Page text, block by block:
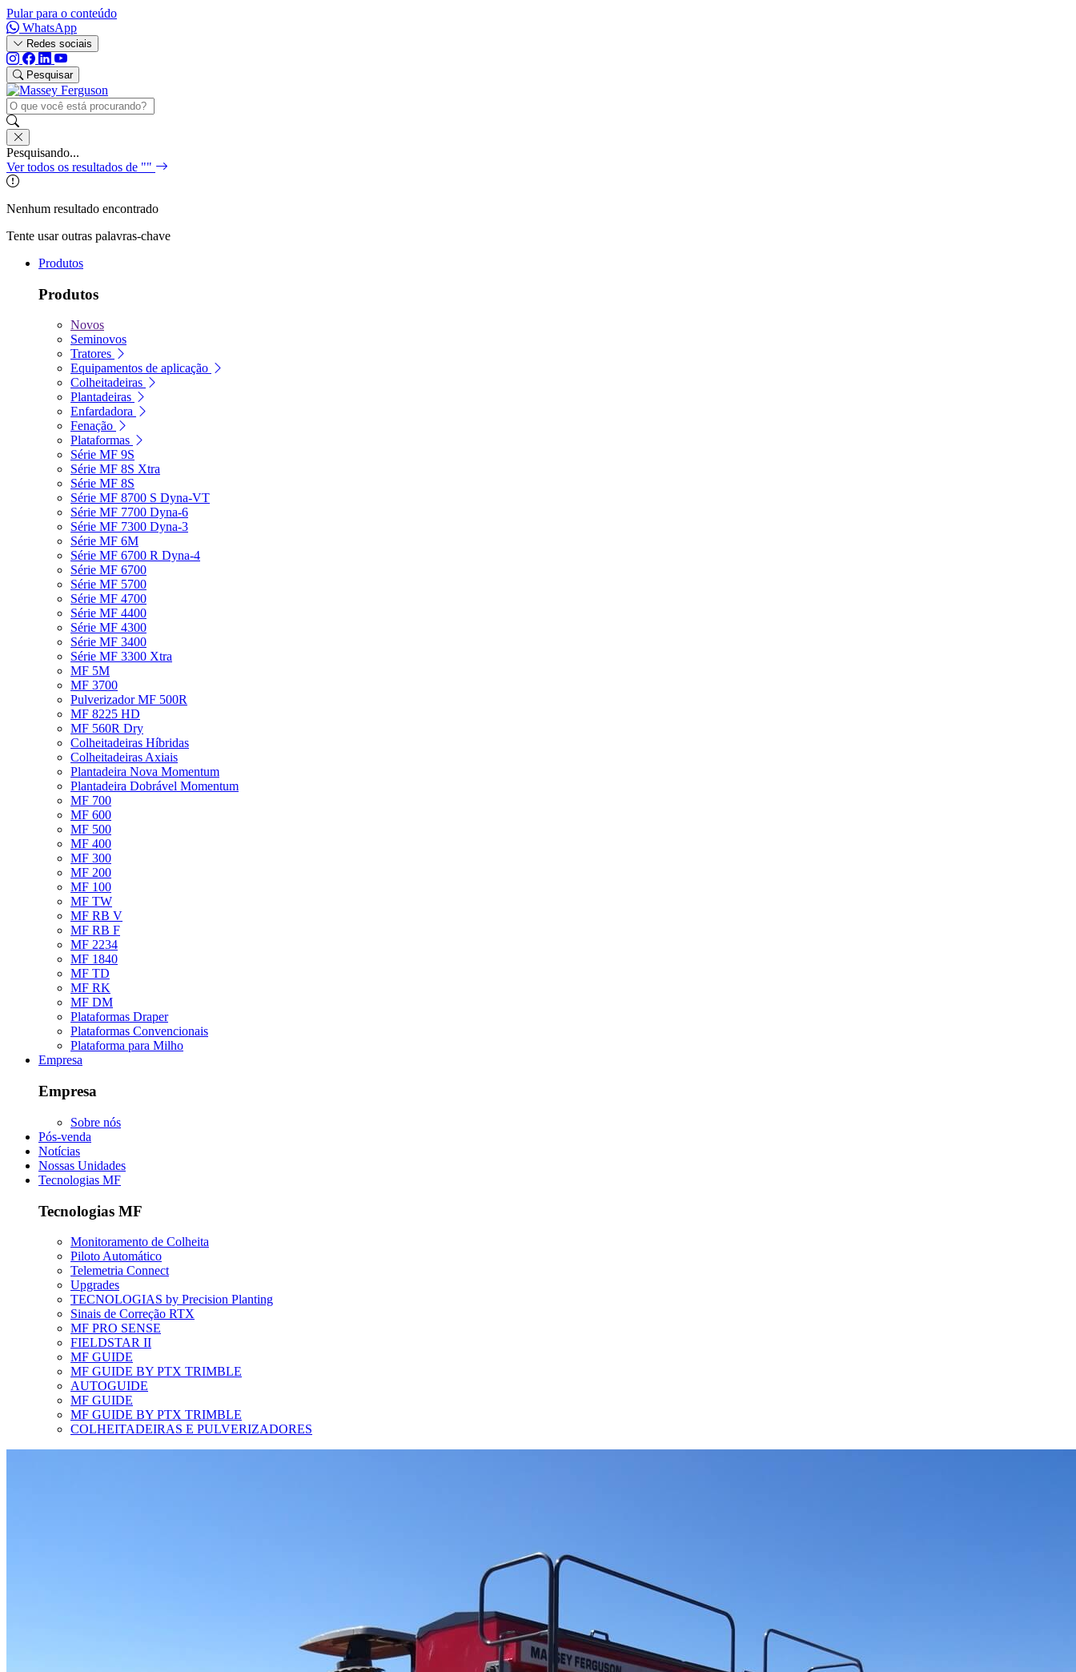
Pular para o conteúdo
WhatsApp
Redes sociais
Pesquisar
Pesquisando...
Ver todos os resultados de ""
Nenhum resultado encontrado
Tente usar outras palavras-chave
Produtos
Produtos
Novos
Seminovos
Tratores
Equipamentos de aplicação
Colheitadeiras
Plantadeiras
Enfardadora
Fenação
Plataformas
Série MF 9S
Série MF 8S Xtra
Série MF 8S
Série MF 8700 S Dyna-VT
Série MF 7700 Dyna-6
Série MF 7300 Dyna-3
Série MF 6M
Série MF 6700 R Dyna-4
Série MF 6700
Série MF 5700
Série MF 4700
Série MF 4400
Série MF 4300
Série MF 3400
Série MF 3300 Xtra
MF 5M
MF 3700
Pulverizador MF 500R
MF 8225 HD
MF 560R Dry
Colheitadeiras Híbridas
Colheitadeiras Axiais
Plantadeira Nova Momentum
Plantadeira Dobrável Momentum
MF 700
MF 600
MF 500
MF 400
MF 300
MF 200
MF 100
MF TW
MF RB V
MF RB F
MF 2234
MF 1840
MF TD
MF RK
MF DM
Plataformas Draper
Plataformas Convencionais
Plataforma para Milho
Empresa
Empresa
Sobre nós
Pós-venda
Notícias
Nossas Unidades
Tecnologias MF
Tecnologias MF
Monitoramento de Colheita
Piloto Automático
Telemetria Connect
Upgrades
TECNOLOGIAS by Precision Planting
Sinais de Correção RTX
MF PRO SENSE
FIELDSTAR II
MF GUIDE
MF GUIDE BY PTX TRIMBLE
AUTOGUIDE
MF GUIDE
MF GUIDE BY PTX TRIMBLE
COLHEITADEIRAS E PULVERIZADORES